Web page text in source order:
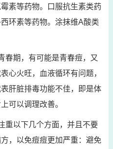
素等药物。口服抗生素类药
环素等药物。涂抹维A酸类
春期，有可能是青春痘，又
心火旺，血液循环有问题，
肝脏排毒功能不佳，即是体
可以调理改善。
重以下几个方面，并且不要
，以免痘痘更加严重：避免